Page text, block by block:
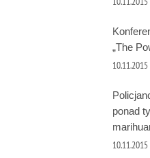
„The
10.11.2015
ponad
10.11.2015